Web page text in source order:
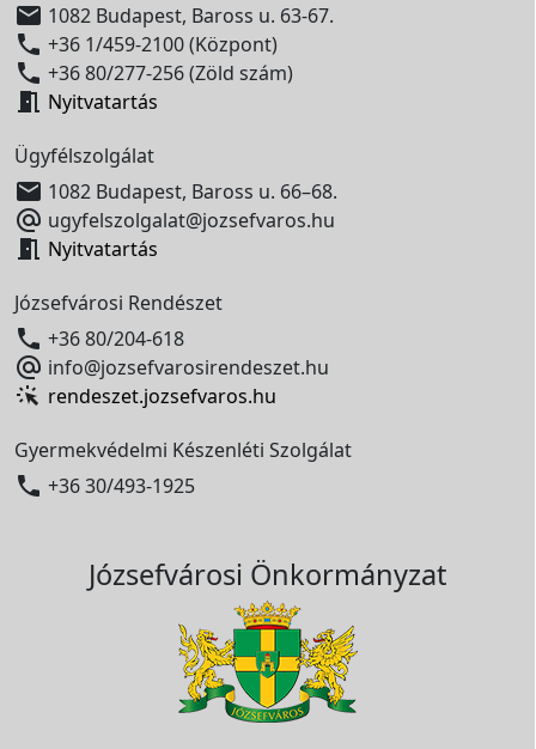
 1082 Budapest, Baross u. 63-67.
 +36 1/459-2100 (Központ)
 +36 80/277-256 (Zöld szám)
 Nyitvatartás
Ügyfélszolgálat
 1082 Budapest, Baross u. 66–68.
 ugyfelszolgalat@jozsefvaros.hu
 Nyitvatartás
Józsefvárosi Rendészet
 +36 80/204-618
 info@jozsefvarosirendeszet.hu
rendeszet.jozsefvaros.hu
Gyermekvédelmi Készenléti Szolgálat
 +36 30/493-1925
Józsefvárosi Önkormányzat